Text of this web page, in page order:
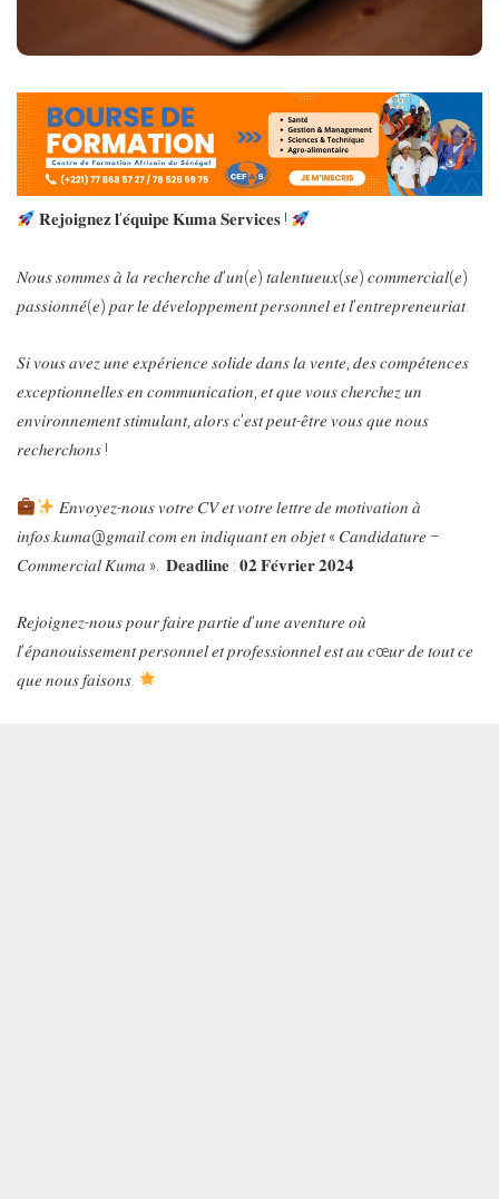
𝐑𝐞𝐣𝐨𝐢𝐠𝐧𝐞𝐳 𝐥’𝐞́𝐪𝐮𝐢𝐩𝐞 𝐊𝐮𝐦𝐚 𝐒𝐞𝐫𝐯𝐢𝐜𝐞𝐬 !
𝑁𝑜𝑢𝑠 𝑠𝑜𝑚𝑚𝑒𝑠 𝑎̀ 𝑙𝑎 𝑟𝑒𝑐ℎ𝑒𝑟𝑐ℎ𝑒 𝑑’𝑢𝑛(𝑒) 𝑡𝑎𝑙𝑒𝑛𝑡𝑢𝑒𝑢𝑥(𝑠𝑒) 𝑐𝑜𝑚𝑚𝑒𝑟𝑐𝑖𝑎𝑙(𝑒)
𝑝𝑎𝑠𝑠𝑖𝑜𝑛𝑛𝑒́(𝑒) 𝑝𝑎𝑟 𝑙𝑒 𝑑𝑒́𝑣𝑒𝑙𝑜𝑝𝑝𝑒𝑚𝑒𝑛𝑡 𝑝𝑒𝑟𝑠𝑜𝑛𝑛𝑒𝑙 𝑒𝑡 𝑙’𝑒𝑛𝑡𝑟𝑒𝑝𝑟𝑒𝑛𝑒𝑢𝑟𝑖𝑎𝑡.
𝑆𝑖 𝑣𝑜𝑢𝑠 𝑎𝑣𝑒𝑧 𝑢𝑛𝑒 𝑒𝑥𝑝𝑒́𝑟𝑖𝑒𝑛𝑐𝑒 𝑠𝑜𝑙𝑖𝑑𝑒 𝑑𝑎𝑛𝑠 𝑙𝑎 𝑣𝑒𝑛𝑡𝑒, 𝑑𝑒𝑠 𝑐𝑜𝑚𝑝𝑒́𝑡𝑒𝑛𝑐𝑒𝑠
𝑒𝑥𝑐𝑒𝑝𝑡𝑖𝑜𝑛𝑛𝑒𝑙𝑙𝑒𝑠 𝑒𝑛 𝑐𝑜𝑚𝑚𝑢𝑛𝑖𝑐𝑎𝑡𝑖𝑜𝑛, 𝑒𝑡 𝑞𝑢𝑒 𝑣𝑜𝑢𝑠 𝑐ℎ𝑒𝑟𝑐ℎ𝑒𝑧 𝑢𝑛
𝑒𝑛𝑣𝑖𝑟𝑜𝑛𝑛𝑒𝑚𝑒𝑛𝑡 𝑠𝑡𝑖𝑚𝑢𝑙𝑎𝑛𝑡, 𝑎𝑙𝑜𝑟𝑠 𝑐’𝑒𝑠𝑡 𝑝𝑒𝑢𝑡-𝑒̂𝑡𝑟𝑒 𝑣𝑜𝑢𝑠 𝑞𝑢𝑒 𝑛𝑜𝑢𝑠
𝑟𝑒𝑐ℎ𝑒𝑟𝑐ℎ𝑜𝑛𝑠 !
𝐸𝑛𝑣𝑜𝑦𝑒𝑧-𝑛𝑜𝑢𝑠 𝑣𝑜𝑡𝑟𝑒 𝐶𝑉 𝑒𝑡 𝑣𝑜𝑡𝑟𝑒 𝑙𝑒𝑡𝑡𝑟𝑒 𝑑𝑒 𝑚𝑜𝑡𝑖𝑣𝑎𝑡𝑖𝑜𝑛 𝑎̀
𝑖𝑛𝑓𝑜𝑠.𝑘𝑢𝑚𝑎@𝑔𝑚𝑎𝑖𝑙.𝑐𝑜𝑚 𝑒𝑛 𝑖𝑛𝑑𝑖𝑞𝑢𝑎𝑛𝑡 𝑒𝑛 𝑜𝑏𝑗𝑒𝑡 « 𝐶𝑎𝑛𝑑𝑖𝑑𝑎𝑡𝑢𝑟𝑒 –
𝐶𝑜𝑚𝑚𝑒𝑟𝑐𝑖𝑎𝑙 𝐾𝑢𝑚𝑎 ». 𝐃𝐞𝐚𝐝𝐥𝐢𝐧𝐞 : 𝟎𝟐 𝐅𝐞́𝐯𝐫𝐢𝐞𝐫 𝟐𝟎𝟐𝟒
𝑅𝑒𝑗𝑜𝑖𝑔𝑛𝑒𝑧-𝑛𝑜𝑢𝑠 𝑝𝑜𝑢𝑟 𝑓𝑎𝑖𝑟𝑒 𝑝𝑎𝑟𝑡𝑖𝑒 𝑑’𝑢𝑛𝑒 𝑎𝑣𝑒𝑛𝑡𝑢𝑟𝑒 𝑜𝑢̀
𝑙’𝑒́𝑝𝑎𝑛𝑜𝑢𝑖𝑠𝑠𝑒𝑚𝑒𝑛𝑡 𝑝𝑒𝑟𝑠𝑜𝑛𝑛𝑒𝑙 𝑒𝑡 𝑝𝑟𝑜𝑓𝑒𝑠𝑠𝑖𝑜𝑛𝑛𝑒𝑙 𝑒𝑠𝑡 𝑎𝑢 𝑐œ𝑢𝑟 𝑑𝑒 𝑡𝑜𝑢𝑡 𝑐𝑒
𝑞𝑢𝑒 𝑛𝑜𝑢𝑠 𝑓𝑎𝑖𝑠𝑜𝑛𝑠.